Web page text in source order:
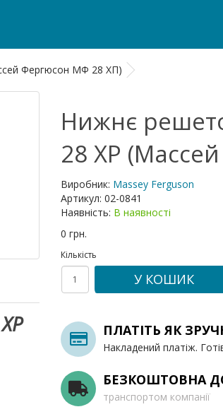
Фергюсон МФ 28 ХП)
Нижнє
28 XP
Виробник: Massey Ferguson
Артикул: 02-0841
Наявність: В наявності
0 грн.
Кількість
У КОШИК
ПЛАТІТЬ ЯК
Накладений платіж.
БЕЗКОШТОВНА
транспортом компанії